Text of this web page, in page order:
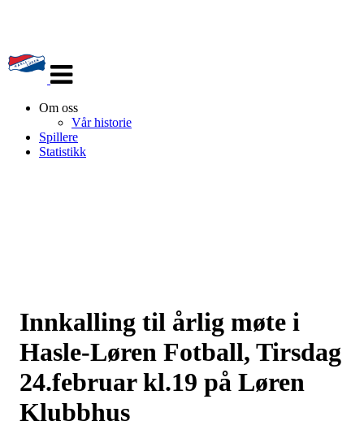
navigasjon
Om oss
Vår historie
Spillere
Statistikk
Innkalling til årlig møte i
Hasle-Løren Fotball, Tirsdag
24.februar kl.19 på Løren
Klubbhus